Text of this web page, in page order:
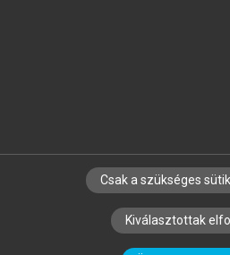
SZERZŐKNEK CÉGEKNEK
SZERKESZTÉSI ÉS
Csak a szükséges
Kiválasztottak